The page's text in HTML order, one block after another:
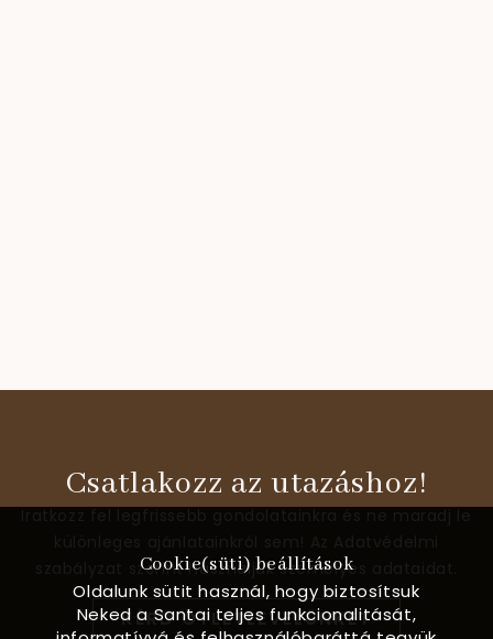
Csatlakozz az utazáshoz!
szabályzat szerint használjuk személyes adataidat.
KÉRD ÖTLETLEVELÜNKET
Cookie(süti) beállítások
Oldalunk sütit használ, hogy biztosítsuk
Neked a Santai teljes funkcionalitását,